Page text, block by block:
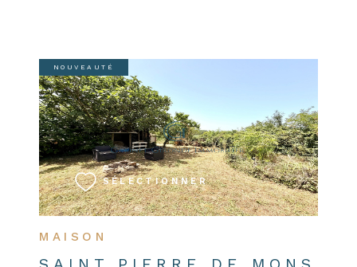
MAISON
NOUVEAUTÉ
SÉLECTIONNER
VOIR LE BIEN